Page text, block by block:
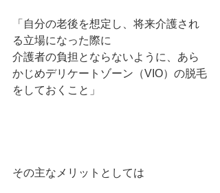
「自分の老後を想定し、将来介護され
る立場になった際に
介護者の負担とならないように、あら
かじめデリケートゾーン（VIO）の脱毛
をしておくこと」
その主なメリットとしては